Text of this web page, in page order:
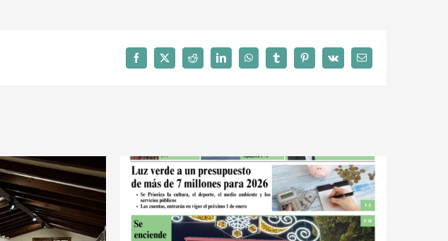
Facebook
X Reddit LinkedInWhatsAppTumblrPinterest
Vk
Correo
electrónico